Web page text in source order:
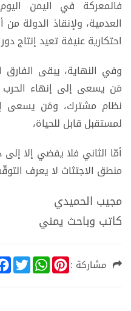
فالمعركة في اليمن
العدمية، ولإنقاذ الدولة
احتكارية عنيفة تعيد إنتاج
وفي النهاية، يبقى
مَن يسعى إلى إنهاء
نظام مشترك، ومَن يسعى
لمستقبل قابل للحياة،
أمّا الثاني فلا يفضي إلا
منطق الاجتثاث لا يعرف
مجيب الحميدي
كاتب وباحث يمني
مشاركة : F
a
T
w
W
h
P
i